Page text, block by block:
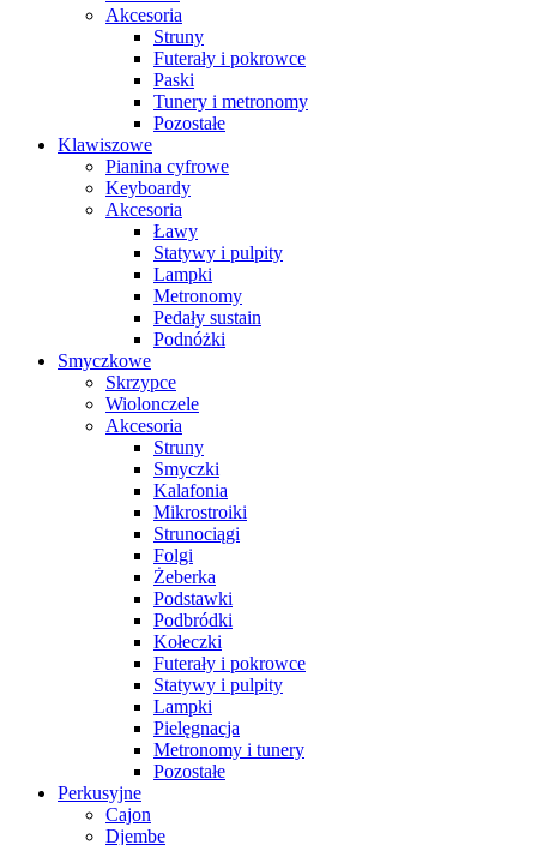
Akcesoria
Struny
Futerały i pokrowce
Paski
Tunery i metronomy
Pozostałe
Klawiszowe
Pianina cyfrowe
Keyboardy
Akcesoria
Ławy
Statywy i pulpity
Lampki
Metronomy
Pedały sustain
Podnóżki
Smyczkowe
Skrzypce
Wiolonczele
Akcesoria
Struny
Smyczki
Kalafonia
Mikrostroiki
Strunociągi
Folgi
Żeberka
Podstawki
Podbródki
Kołeczki
Futerały i pokrowce
Statywy i pulpity
Lampki
Pielęgnacja
Metronomy i tunery
Pozostałe
Perkusyjne
Cajon
Djembe